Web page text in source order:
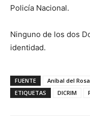
Policía Nacional.
Ninguno de los dos
identidad.
FUENTE
Aníbal del
ETIQUETAS
DICRIM